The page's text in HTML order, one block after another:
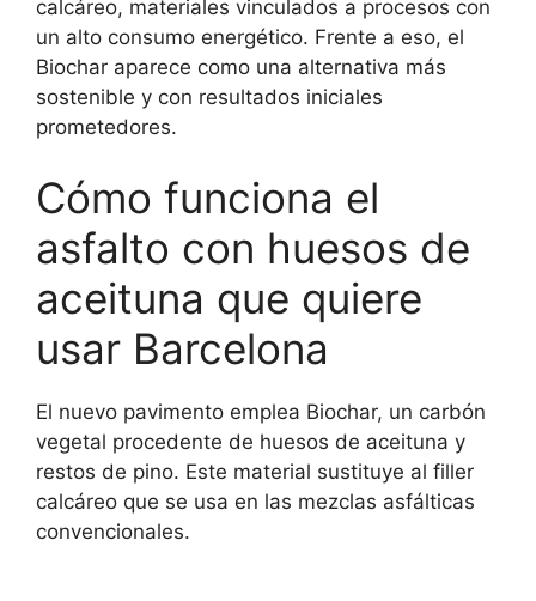
calcáreo, materiales vinculados a procesos con
un alto consumo energético. Frente a eso, el
Biochar aparece como una alternativa más
sostenible y con resultados iniciales
prometedores.
Cómo funciona el
asfalto con huesos de
aceituna que quiere
usar Barcelona
El nuevo pavimento emplea Biochar, un carbón
vegetal procedente de huesos de aceituna y
restos de pino. Este material sustituye al filler
calcáreo que se usa en las mezclas asfálticas
convencionales.